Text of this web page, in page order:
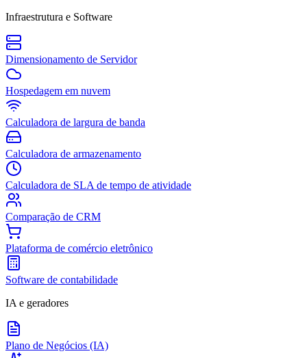
Infraestrutura e Software
Dimensionamento de Servidor
Hospedagem em nuvem
Calculadora de largura de banda
Calculadora de armazenamento
Calculadora de SLA de tempo de atividade
Comparação de CRM
Plataforma de comércio eletrônico
Software de contabilidade
IA e geradores
Plano de Negócios (IA)